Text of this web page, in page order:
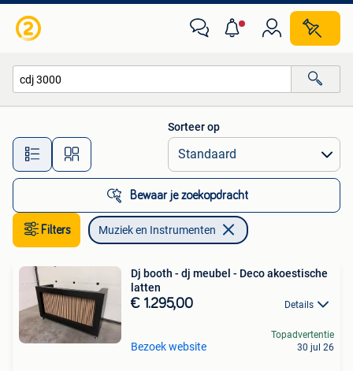
Alle afstanden…
Sorteer op
Bewaar je zoekopdracht
Filters Muziek en Instrumenten
Dj booth - dj meubel - Deco akoestische
latten
€ 1.295,00 Details
Bezoek website
Topadvertentie
30 jul 26